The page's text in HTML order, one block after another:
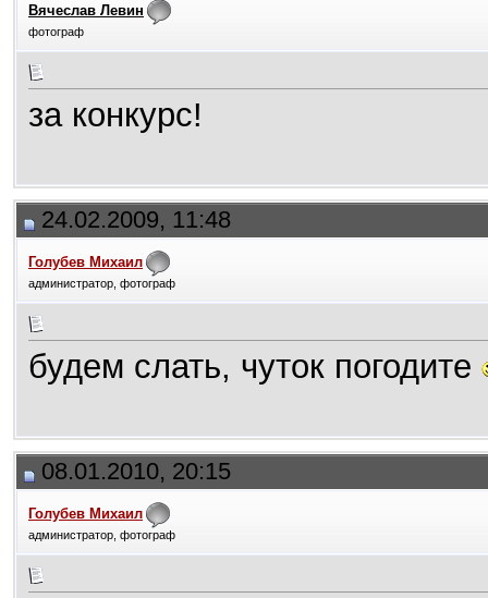
Вячеслав Левин
фотограф
за конкурс!
24.02.2009, 11:48
Голубев Михаил
администратор, фотограф
будем слать, чуток погодите
08.01.2010, 20:15
Голубев Михаил
администратор, фотограф